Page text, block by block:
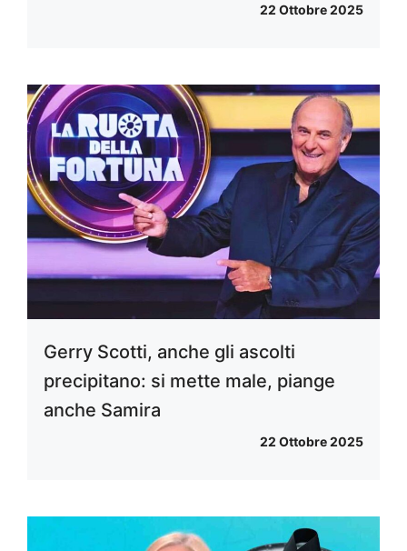
22 Ottobre 2025
Gerry Scotti, anche gli ascolti
precipitano: si mette male, piange
anche Samira
22 Ottobre 2025